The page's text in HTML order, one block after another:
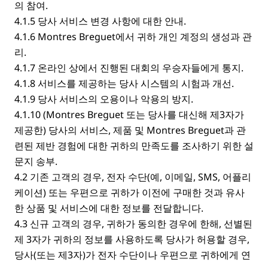
의 참여.
4.1.5 당사 서비스 변경 사항에 대한 안내.
4.1.6 Montres Breguet에서 귀하 개인 계정의 생성과 관
리.
4.1.7 온라인 상에서 진행된 대회의 우승자들에게 통지.
4.1.8 서비스를 제공하는 당사 시스템의 시험과 개선.
4.1.9 당사 서비스의 오용이나 악용의 방지.
4.1.10 (Montres Breguet 또는 당사를 대신해 제3자가
제공한) 당사의 서비스, 제품 및 Montres Breguet과 관
련된 제반 경험에 대한 귀하의 만족도를 조사하기 위한 설
문지 송부.
4.2 기존 고객의 경우, 전자 수단(예, 이메일, SMS, 어플리
케이션) 또는 우편으로 귀하가 이전에 구매한 것과 유사
한 상품 및 서비스에 대한 정보를 전달합니다.
4.3 신규 고객의 경우, 귀하가 동의한 경우에 한해, 선별된
제 3자가 귀하의 정보를 사용하도록 당사가 허용할 경우,
당사(또는 제3자)가 전자 수단이나 우편으로 귀하에게 연